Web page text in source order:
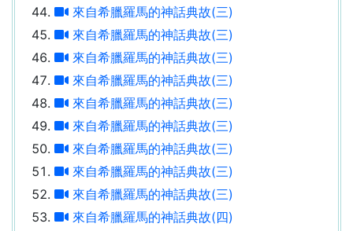
來自希臘羅馬的神話典故(三)
來自希臘羅馬的神話典故(三)
來自希臘羅馬的神話典故(三)
來自希臘羅馬的神話典故(三)
來自希臘羅馬的神話典故(三)
來自希臘羅馬的神話典故(三)
來自希臘羅馬的神話典故(三)
來自希臘羅馬的神話典故(三)
來自希臘羅馬的神話典故(三)
來自希臘羅馬的神話典故(四)